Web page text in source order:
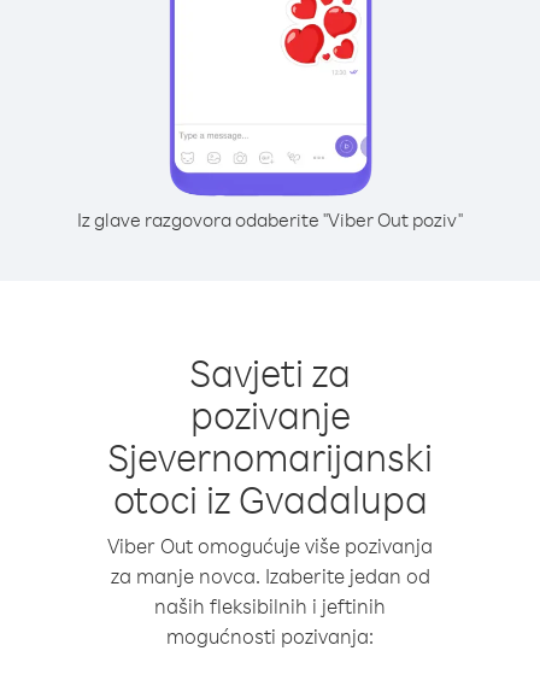
Iz glave razgovora odaberite "Viber Out poziv"
Savjeti za
pozivanje
Sjevernomarijanski
otoci iz Gvadalupa
Viber Out omogućuje više pozivanja
za manje novca. Izaberite jedan od
naših fleksibilnih i jeftinih
mogućnosti pozivanja: